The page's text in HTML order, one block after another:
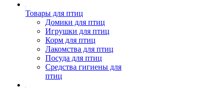
Товары для птиц
Домики для птиц
Игрушки для птиц
Корм для птиц
Лакомства для птиц
Посуда для птиц
Средства гигиены для
птиц